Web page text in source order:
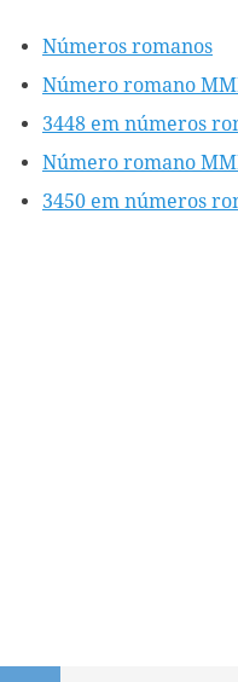
Números romanos
Número romano
3448 em números
Número romano
3450 em números